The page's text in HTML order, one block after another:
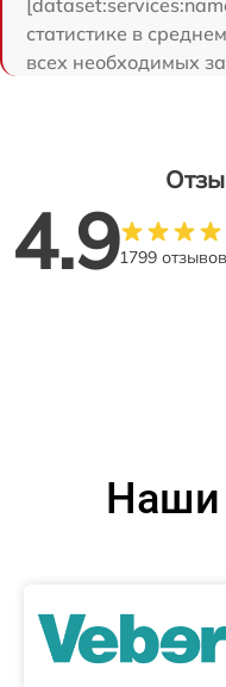
статистике в
всех необходимых
4.91799 отзывов
Наши